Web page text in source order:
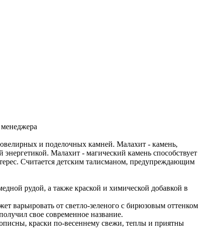
и поделочных камней. Малахит - камень,
Малахит - магический камень способствует
Считается детским талисманом, предупреждающим
рудой, а также краской и химической добавкой в
варьировать от светло-зеленого с бирюзовым оттенком
свое современное название.
краски по-весеннему свежи, теплы и приятны